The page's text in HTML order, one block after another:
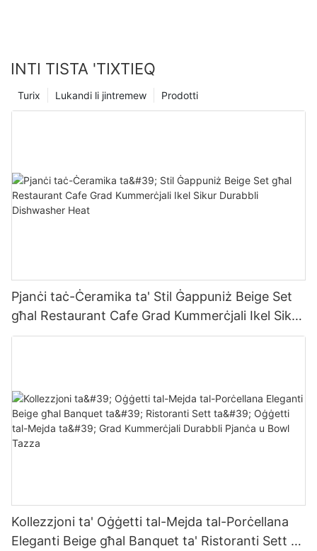
INTI TISTA 'TIXTIEQ
Prodotti
Lukandi li jintremew
Turix
Pjanċi taċ-Ċeramika ta' Stil Ġappuniż Beige Set
għal Restaurant Cafe Grad Kummerċjali Ikel Sikur
Durabbli Dishwasher Heat
Kollezzjoni ta' Oġġetti tal-Mejda tal-Porċellana
Eleganti Beige għal Banquet ta' Ristoranti Sett ta'